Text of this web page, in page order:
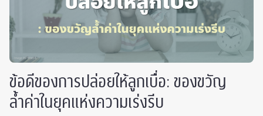
ข้อดีของการปล่อยให้ลูกเบื่อ: ของขวัญ
ล้ำค่าในยุคแห่งความเร่งรีบ